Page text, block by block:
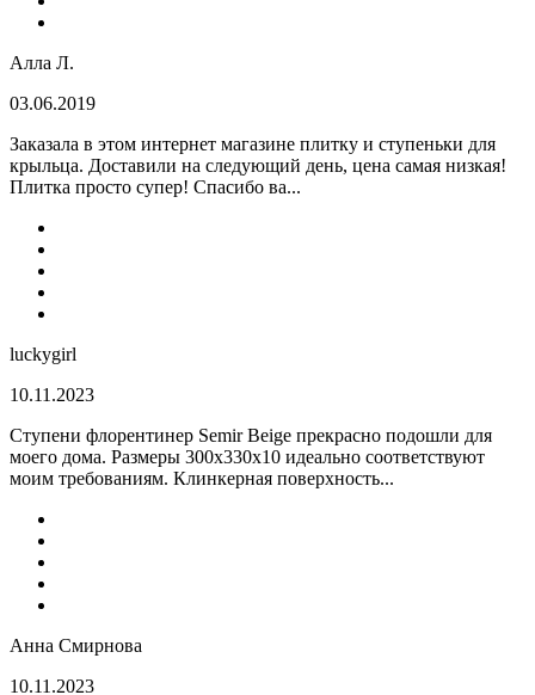
Алла Л.
03.06.2019
Заказала в этом интернет магазине плитку и ступеньки для
крыльца. Доставили на следующий день, цена самая низкая!
Плитка просто супер! Спасибо ва...
luckygirl
10.11.2023
Ступени флорентинер Semir Beige прекрасно подошли для
моего дома. Размеры 300х330х10 идеально соответствуют
моим требованиям. Клинкерная поверхность...
Анна Смирнова
10.11.2023